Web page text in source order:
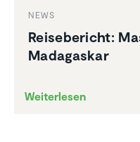
NEWS
Reise­be­richt:
Madagaskar
Weiterlesen